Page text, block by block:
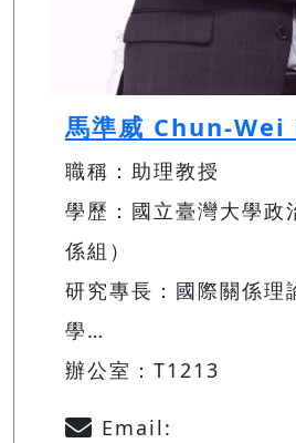
馬準威 Chun-Wei
職稱：助理教授
學歷：國立臺灣大學政
係組）
研究專長：國際關係理
學…
辦公室：T1213
Email: